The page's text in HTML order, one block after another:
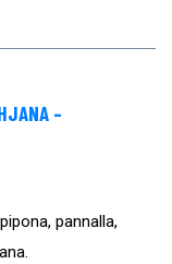
–
pannalla,